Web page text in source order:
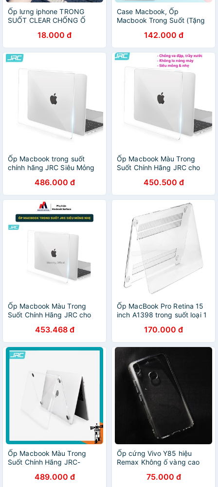
Ốp lưng iphone TRONG
SUỐT CLEAR CHỐNG Ố
18.000 đ
Case Macbook, Ốp
Macbook Trong Suốt (Tặng
142.000 đ
Ốp Macbook trong suốt
chính hãng JRC Siêu Mỏng
486.000 đ
Ốp Macbook Màu Trong
Suốt Chính Hãng JRC cho
450.500 đ
Ốp Macbook Màu Trong
Suốt Chính Hãng JRC cho
453.468 đ
Ốp MacBook Pro Retina 15
inch A1398 trong suốt loại 1
170.000 đ
Ốp Macbook Màu Trong
Suốt Chính Hãng JRC-
489.000 đ
Ốp cứng Vivo Y85 hiệu
Remax Không ố vàng cao
75.000 đ